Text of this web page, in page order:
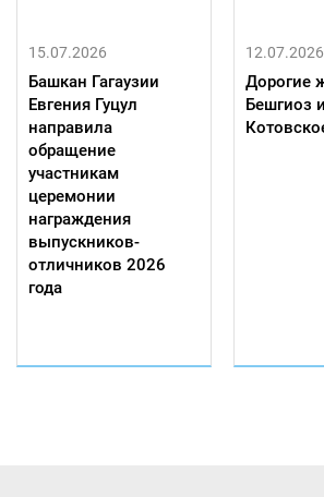
15.07.2026
Башкан Гагаузии
Евгения Гуцул
направила
обращение
участникам
церемонии
награждения
выпускников-
отличников 2026
года
12.07.2026
Дорогие
Бешгиоз и